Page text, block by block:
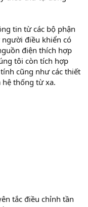
tin từ các bộ phận
điều khiển có
điện thích hợp
tôi còn tích hợp
cũng như các thiết
hệ thống từ xa.
tắc điều chỉnh tần